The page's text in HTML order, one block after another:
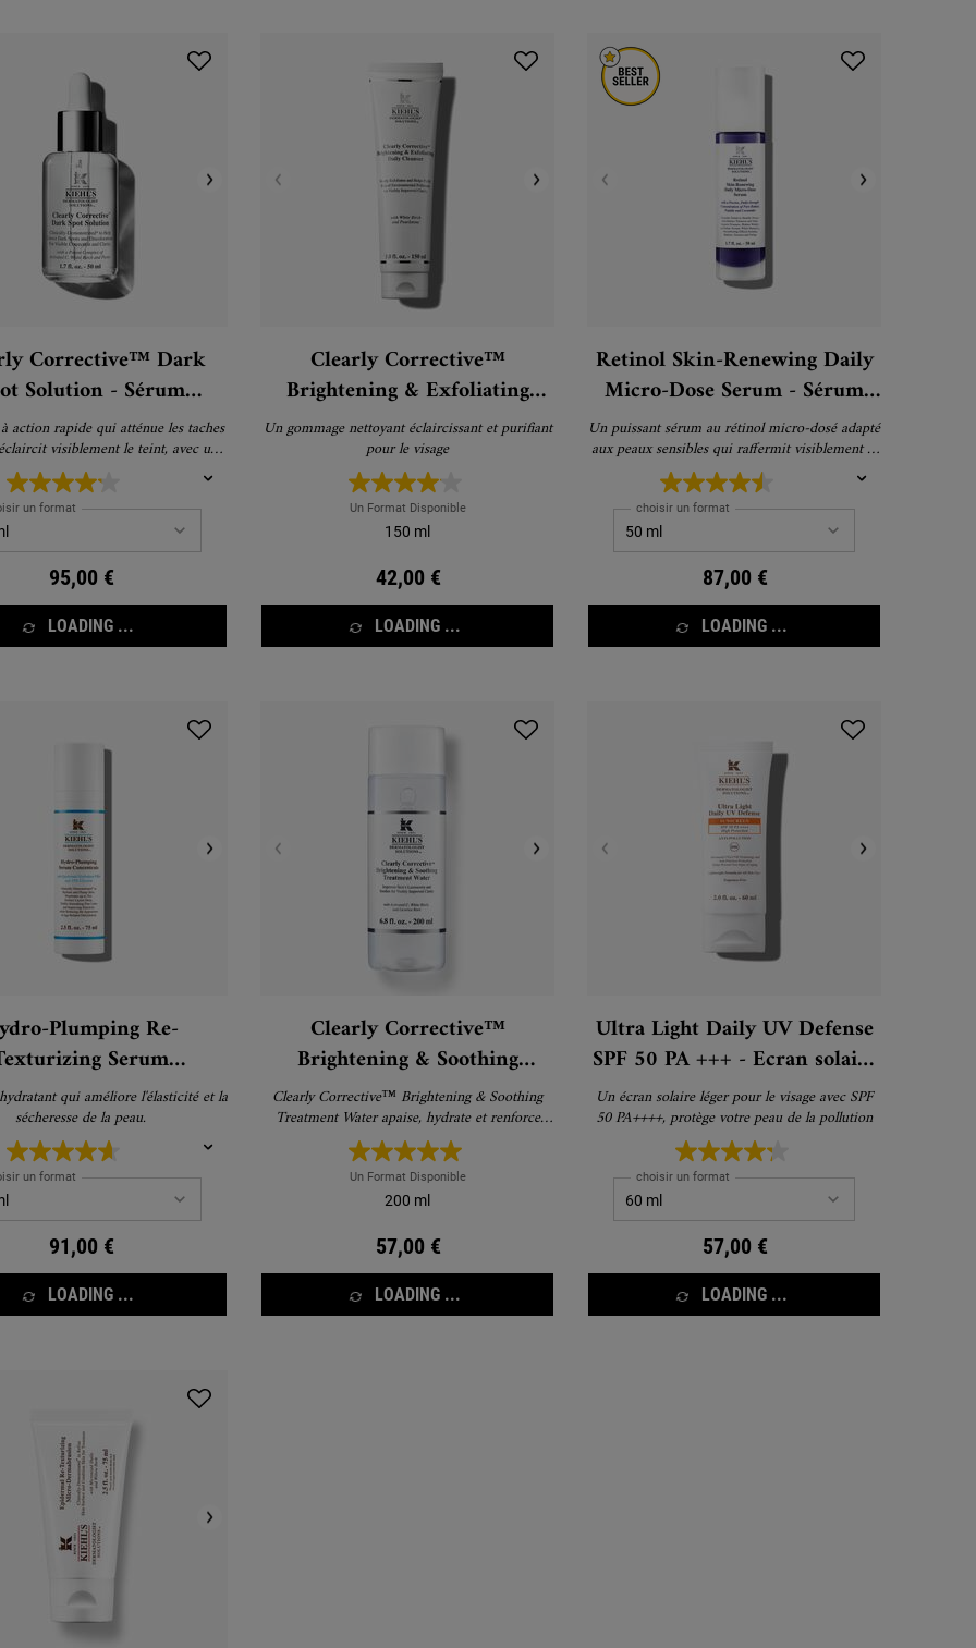
Corrective™ Dark
Solution - Sérum
pigmentaire
action rapide qui atténue les taches
visiblement le teint, avec une
festive de Marylou Faure.
un format
95,00 €
LOADING ...
Clearly Corrective™
Brightening & Exfoliating
Daily Cleanser - Nettoyant
visage
Un gommage nettoyant éclaircissant et purifiant
pour le visage
Un Format Disponible
150 ml
42,00 €
LOADING ...
Retinol Skin-Renewing Daily
Micro-Dose Serum - Sérum
anti-rides
Un puissant sérum au rétinol micro-dosé adapté
aux peaux sensibles qui raffermit visiblement la
peau, réduit l'apparence des rides et affine le
grain de peau.
choisir un format
87,00 €
LOADING ...
Plumping Re-
Serum
- Sérum
Concentré
qui améliore l'élasticité et la
sécheresse de la peau.
un format
91,00 €
LOADING ...
Clearly Corrective™
Brightening & Soothing
Treatment Water - Tonique
pour le visage
Clearly Corrective™ Brightening & Soothing
Treatment Water apaise, hydrate et renforce
visiblement l'éclat de la peau.
Un Format Disponible
200 ml
57,00 €
LOADING ...
Ultra Light Daily UV Defense
SPF 50 PA +++ - Ecran solaire
pour le visage SPF 50
Un écran solaire léger pour le visage avec SPF
50 PA++++, protège votre peau de la pollution
choisir un format
57,00 €
LOADING ...